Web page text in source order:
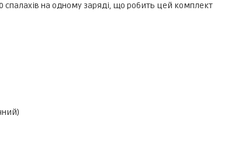
на одному заряді, що робить цей комплект